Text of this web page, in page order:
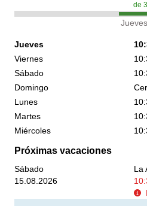
de3
Jueves
Jueves
Viernes
Sábado
Domingo
Lunes
Martes
Miércoles
Próximas vacaciones
Sábado
La
15.08.2026